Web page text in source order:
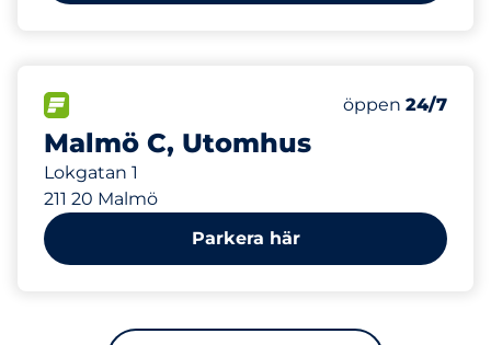
Malmö C, Utomhus
Lokgatan 1
211 20 Malmö
Antal
Totalt antal
öppen 24/7
821 m
Parkera här